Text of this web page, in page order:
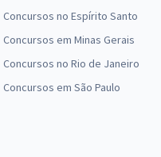
Concursos no Espírito Santo
Concursos em Minas Gerais
Concursos no Rio de Janeiro
Concursos em São Paulo